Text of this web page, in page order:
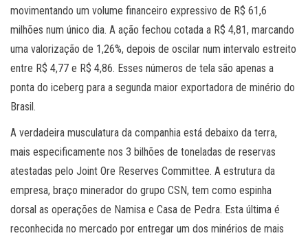
movimentando um volume financeiro expressivo de R$ 61,6
milhões num único dia. A ação fechou cotada a R$ 4,81, marcando
uma valorização de 1,26%, depois de oscilar num intervalo estreito
entre R$ 4,77 e R$ 4,86. Esses números de tela são apenas a
ponta do iceberg para a segunda maior exportadora de minério do
Brasil.
A verdadeira musculatura da companhia está debaixo da terra,
mais especificamente nos 3 bilhões de toneladas de reservas
atestadas pelo Joint Ore Reserves Committee. A estrutura da
empresa, braço minerador do grupo CSN, tem como espinha
dorsal as operações de Namisa e Casa de Pedra. Esta última é
reconhecida no mercado por entregar um dos minérios de mais